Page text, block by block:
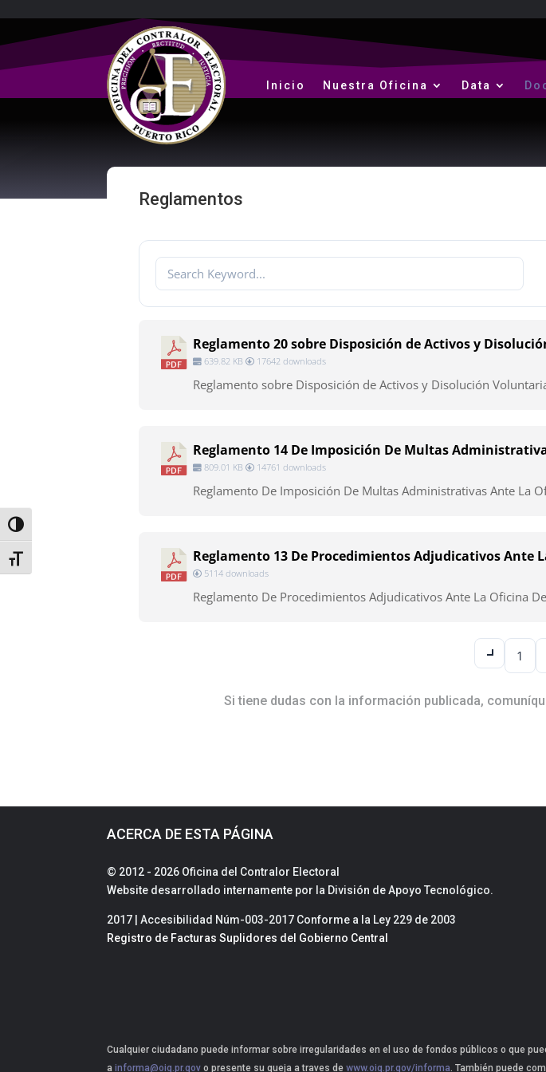
Toggle High Contrast
Toggle Font size
Inicio Nuestra Oficina Data
Reglamentos
Reglamento 20 sobre Disposición de Activos y
639.82 KB 17642 downloads
Reglamento sobre Disposición de Activos y Disolución
Reglamento 14 De Imposición De Multas
809.01 KB 14761 downloads
Reglamento De Imposición De Multas Administrativas Ante La
Reglamento 13 De Procedimientos Adjudicativos Ante
5114 downloads
Reglamento De Procedimientos Adjudicativos Ante La Oficina
1
Si tiene dudas con la información publicada,
ACERCA DE ESTA PÁGINA
© 2012 - 2026 Oficina del Contralor Electoral
Website desarrollado internamente por la División de Apoyo Tecnológico.
2017 | Accesibilidad Núm-003-2017 Conforme a la Ley 229 de 2003
Registro de Facturas Suplidores del Gobierno Central
Cualquier ciudadano puede informar sobre irregularidades en el uso de fondos públicos o que
ainforma@oig.pr.gov o presente su queja a traves de www.oig.pr.gov/informa . También puede